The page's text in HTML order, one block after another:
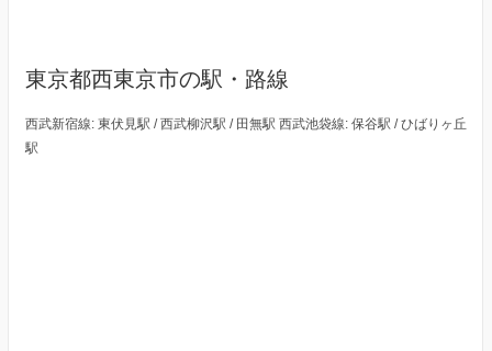
東京都西東京市の駅・路線
西武新宿線: 東伏見駅 / 西武柳沢駅 / 田無駅 西武池袋線: 保谷駅 / ひばりヶ丘
駅